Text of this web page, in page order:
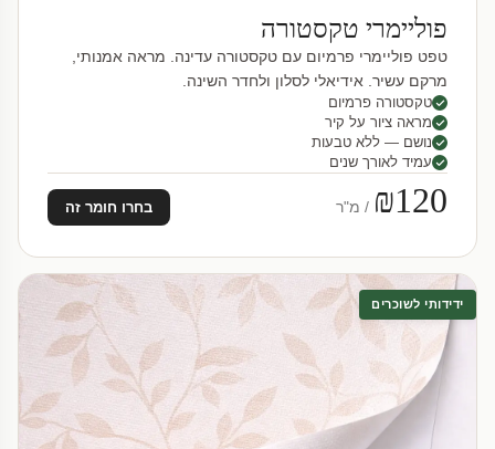
פוליימרי טקסטורה
טפט פוליימרי פרמיום עם טקסטורה עדינה. מראה אמנותי,
מרקם עשיר. אידיאלי לסלון ולחדר השינה.
טקסטורה פרמיום
מראה ציור על קיר
נושם — ללא טבעות
עמיד לאורך שנים
₪120 / מ"ר בחרו חומר זה
ידידותי לשוכרים